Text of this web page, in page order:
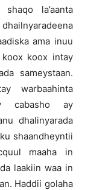
la’aanta
ama inuu
koox intay
sameystaan.
warbaahinta
cabasho ay
dhalinyarada
shaandheyntii
maaha in
laakiin waa in
Haddii golaha